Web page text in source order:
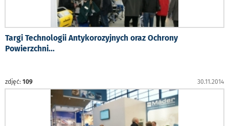
Targi Technologii Antykorozyjnych oraz Ochrony
Powierzchni...
zdjęć: 109 30.11.2014